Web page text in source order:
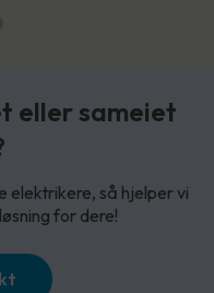
eller sameiet
elektrikere, så hjelper vi
for dere!